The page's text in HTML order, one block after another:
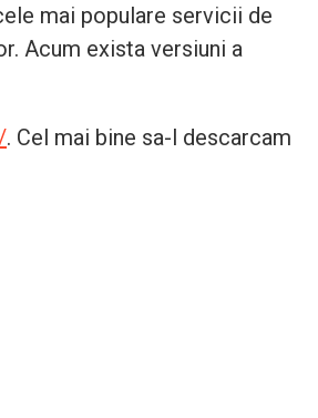
mai populare servicii de
Acum exista versiuni a
. Cel mai bine sa-l descarcam